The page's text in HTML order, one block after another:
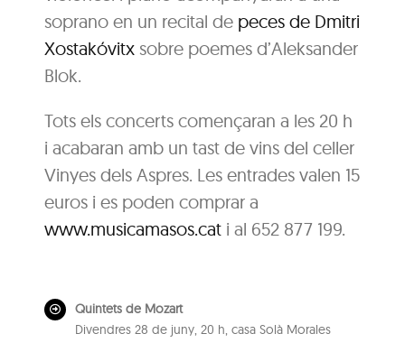
soprano en un recital de peces de Dmitri
Xostakóvitx sobre poemes d’Aleksander
Blok.
Tots els concerts començaran a les 20 h
i acabaran amb un tast de vins del celler
Vinyes dels Aspres. Les entrades valen 15
euros i es poden comprar a
www.musicamasos.cat i al 652 877 199.
Quintets de Mozart
Divendres 28 de juny, 20 h, casa Solà Morales